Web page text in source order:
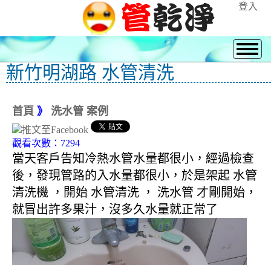
登入
新竹明湖路 水管清洗
首頁 》 洗水管 案例
觀看次數：7294
當天客戶告知冷熱水管水量都很小，經過檢查
後，發現管路的入水量都很小，於是架起 水管
清洗機 ，開始 水管清洗 ， 洗水管 才剛開始，
就冒出許多果汁，沒多久水量就正常了